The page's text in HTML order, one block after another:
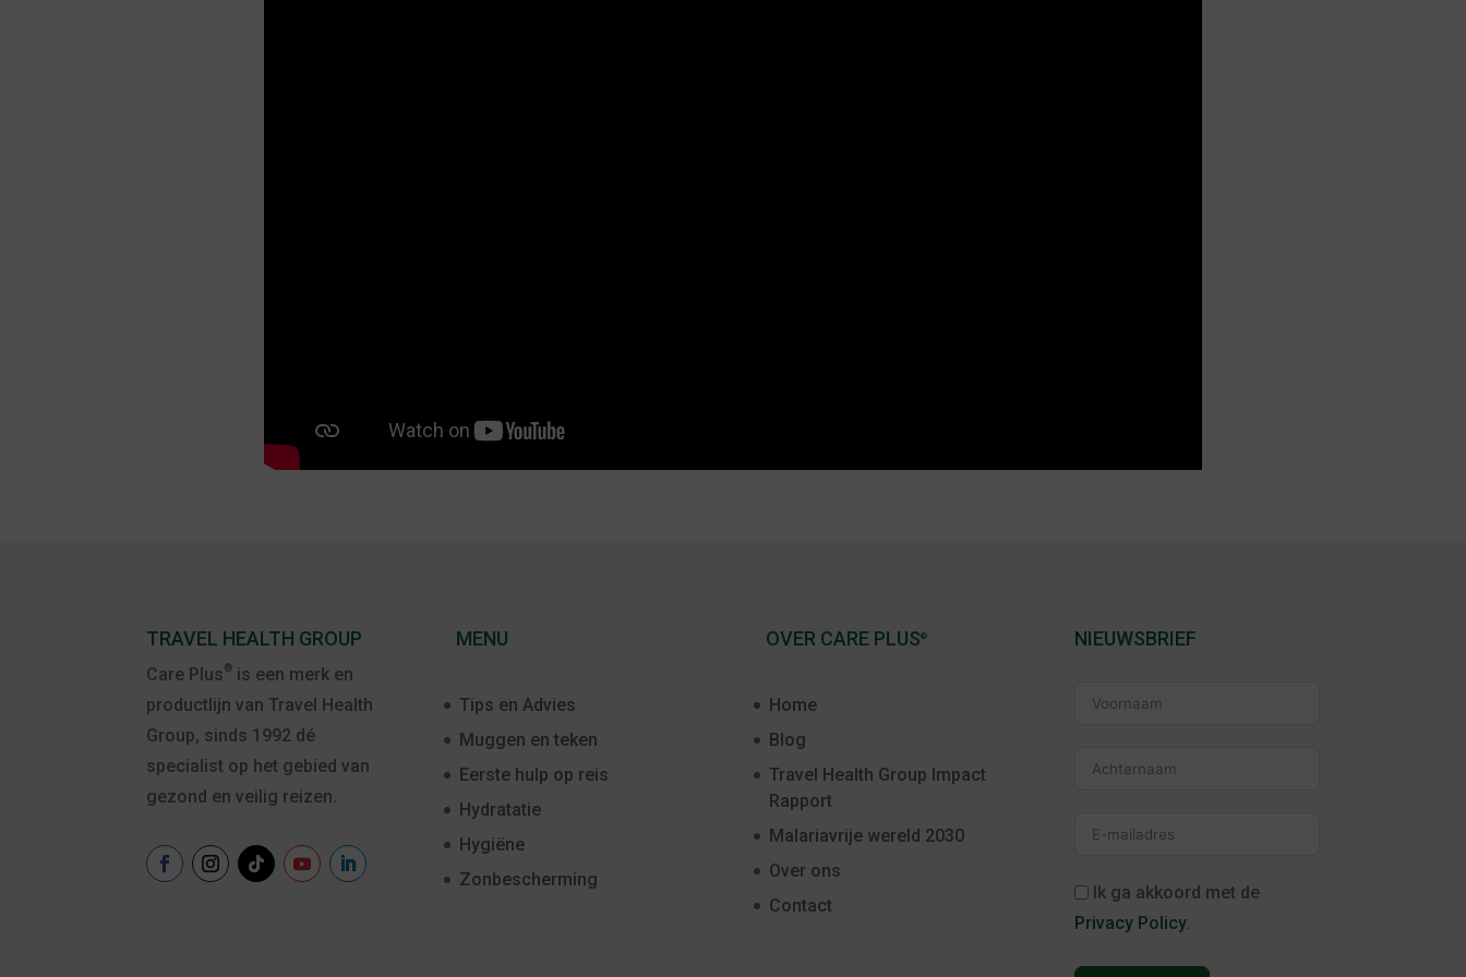
TRAVEL HEALTH GROUP
Care Plus® is een merk en
productlijn van Travel Health
Group, sinds 1992 dé
specialist op het gebied van
gezond en veilig reizen.
MENU
Tips en Advies
Muggen en teken
Eerste hulp op reis
Hydratatie
Hygiëne
Zonbescherming
OVER CARE PLUS®
Home
Blog
Travel Health Group Impact
Rapport
Malariavrije wereld 2030
Over ons
Contact
NIEUWSBRIEF
Ik ga akkoord met de
Privacy Policy.